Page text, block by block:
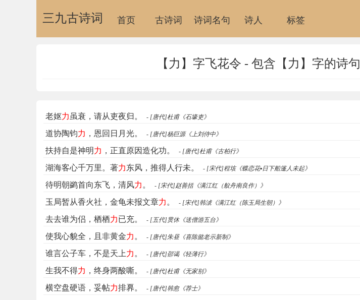
三九古诗词 首页 古诗词 诗词名句 诗人 标签
【力】字飞花令 - 包含【力】字的诗句
老妪力 虽衰，请从吏夜归。 - [唐代]杜甫《石壕吏》
道协陶钧力 ，恩回日月光。 - [唐代]杨巨源《上刘侍中》
扶持自是神明力 ，正直原因造化功。 - [唐代]杜甫《古柏行》
湖海客心千万里。著力东风，推得人行未。 - [宋代]程垓《蝶恋花▪日下船篷人未起》
待明朝鹢首向东飞，清风力 。 - [宋代]赵善括《满江红（舣舟南良作）》
玉局暂从香火社，金龟未报文章力 。 - [宋代]韩淲《满江红（陈玉局生朝）》
去去谁为侣，栖栖力已充。 - [五代]贯休《送僧游五台》
使我心貌全，且非黄金力 。 - [唐代]朱昼《喜陈懿老示新制》
谁言公子车，不是天上力 。 - [唐代]邵谒《轻薄行》
生我不得力 ，终身两酸嘶。 - [唐代]杜甫《无家别》
横空盘硬语，妥帖力排奡。 - [唐代]韩愈《荐士》